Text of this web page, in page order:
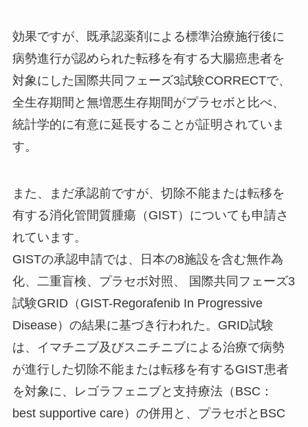
効果ですが、既承認薬剤による標準治療施行後に
病勢進行が認められた転移を有する大腸癌患者を
対象にした国際共同フェーズ3試験CORRECTで、
全生存期間と無増悪生存期間がプラセボと比べ、
統計学的に有意に延長することが証明されていま
す。
また、まだ承認前ですが、切除不能または転移を
有する消化管間質腫瘍（GIST）についても申請さ
れています。
GISTの承認申請では、日本の8施設を含む無作為
化、二重盲検、プラセボ対照、 国際共同フェーズ3
試験GRID（GIST-Regorafenib In Progressive
Disease）の結果に基づき行われた。GRID試験
は、イマチニブ及びスニチニブによる治療で病勢
が進行した切除不能または転移を有するGIST患者
を対象に、レゴラフェニブと支持療法（BSC：
best supportive care）の併用と、プラセボとBSC